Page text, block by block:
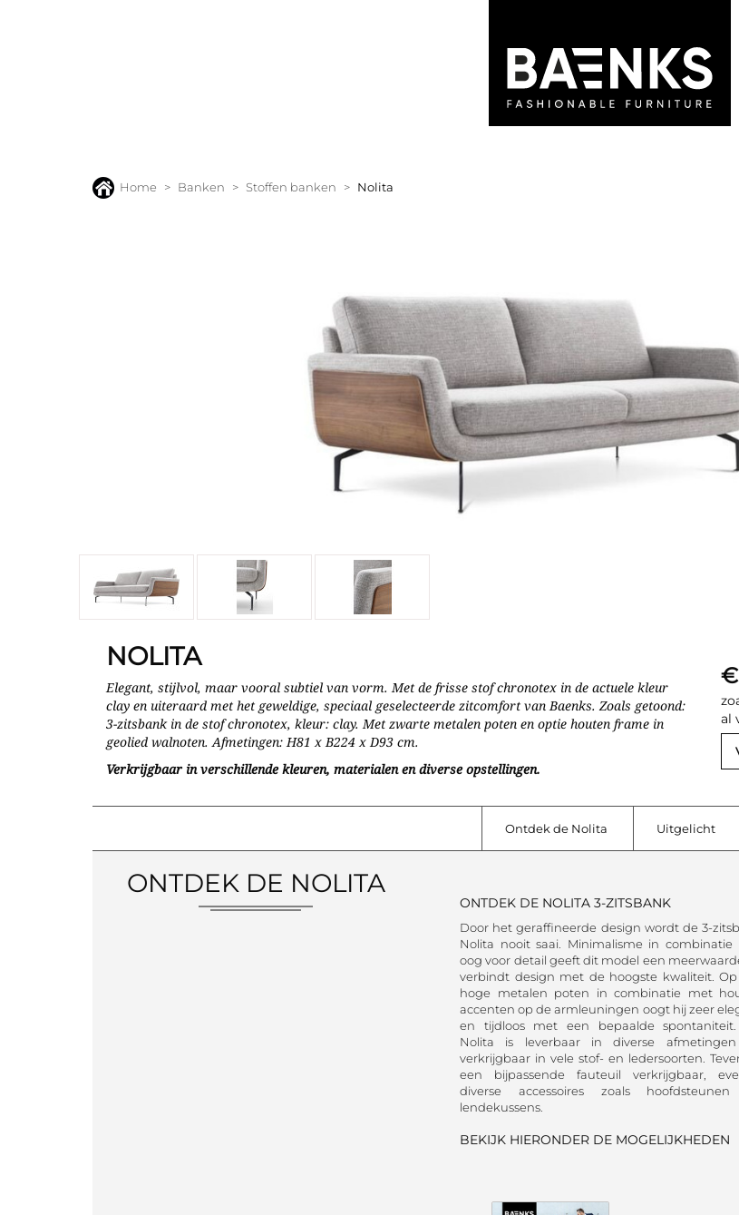
Home Banken Stoffen banken Nolita
NOLITA
Elegant, stijlvol, maar vooral subtiel van vorm. Met de frisse stof chronotex in de actuele kleur
clay en uiteraard met het geweldige, speciaal geselecteerde zitcomfort van Baenks. Zoals getoond:
3-zitsbank in de stof chronotex, kleur: clay. Met zwarte metalen poten en optie houten frame in
geolied walnoten. Afmetingen: H81 x B224 x D93 cm.
Verkrijgbaar in verschillende kleuren, materialen en diverse opstellingen.
€
al
Ontdek de Nolita Uitgelicht
ONTDEK DE NOLITA
ONTDEK DE NOLITA 3-ZITSBANK
Door het geraffineerde design wordt de 3-
Nolita nooit saai. Minimalisme in combinatie
oog voor detail geeft dit model een
verbindt design met de hoogste kwaliteit.
hoge metalen poten in combinatie met
accenten op de armleuningen oogt hij zeer
en tijdloos met een bepaalde
Nolita is leverbaar in diverse
verkrijgbaar in vele stof- en ledersoorten.
een bijpassende fauteuil verkrijgbaar,
diverse accessoires zoals
lendekussens.
BEKIJK HIERONDER DE MOGELIJKHEDEN